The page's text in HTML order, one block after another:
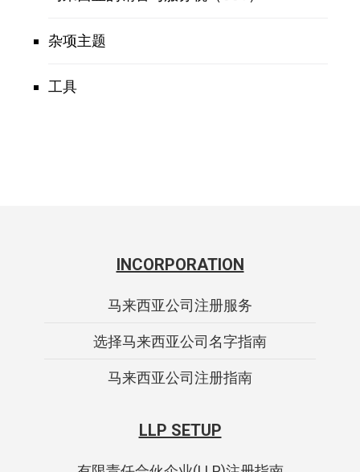
杂项主题
工具
INCORPORATION
马来西亚公司注册服务
选择马来西亚公司名字指南
马来西亚公司注册指南
LLP SETUP